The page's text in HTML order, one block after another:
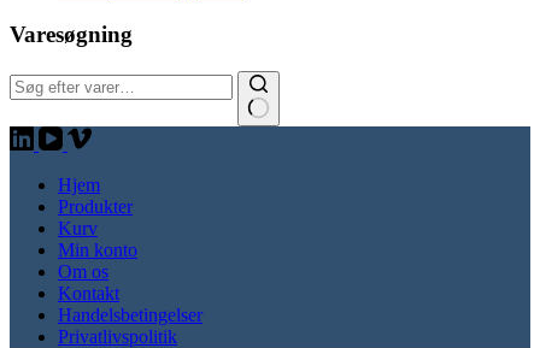
Varesøgning
Søg:
Hjem
Produkter
Kurv
Min konto
Om os
Kontakt
Handelsbetingelser
Privatlivspolitik